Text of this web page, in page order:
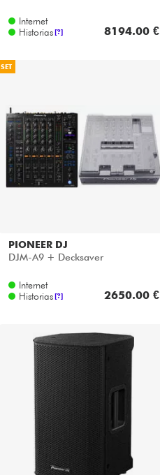
Internet
Historias[?] 8194.00 €
SET
PIONEER DJ
DJM-A9 + Decksaver
Internet
Historias[?] 2650.00 €